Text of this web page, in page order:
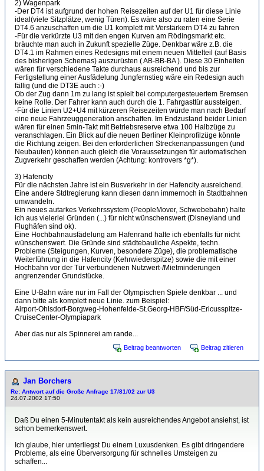
2) Wagenpark
-Der DT4 ist aufgrund der hohen Reisezeiten auf der U1 für diese Linie
ideal(viele Sitzplätze, wenig Türen). Es wäre also zu raten eine Serie
DT4.6 anzuschaffen um die U1 komplett mit Verstärkern DT4 zu fahren
-Für die verkürzte U3 mit den engen Kurven am Rödingsmarkt etc.
bräuchte man auch in Zukunft spezielle Züge. Denkbar wäre z.B. die
DT4.1 im Rahmen eines Redesigns mit einem neuen Mittelteil (auf Basis
des bisherigen Schemas) auszurüsten ( AB-BB-BA ). Diese 30 Einheiten
wären für verschiedene Takte durchaus ausreichend und bis zur
Fertigstellung einer Ausfädelung Jungfernstieg wäre ein Redesign auch
fällig (und die DT3E auch :-)
Ob der Zug dann 1m zu lang ist spielt bei computergesteuertem Bremsen
keine Rolle. Der Fahrer kann auch durch die 1. Fahrgasttür aussteigen.
-Für die Linien U2+U4 mit kürzeren Reisezeiten würde man nach Bedarf
eine neue Fahrzeuggeneration anschaffen. Im Endzustand beider Linien
wären für einen 5min-Takt mit Betriebsreserve etwa 100 Halbzüge zu
veranschlagen. Ein Blick auf die neuen Berliner Kleinprofilzüge könnte
die Richtung zeigen. Bei den erforderlichen Streckenanpassungen (und
Neubauten) können auch gleich die Voraussetzungen für automatischen
Zugverkehr geschaffen werden (Achtung: kontrovers *g*).
3) Hafencity
Für die nächsten Jahre ist ein Busverkehr in der Hafencity ausreichend.
Eine andere Stdtregierung kann diesen dann immernoch in Stadtbahnen
umwandeln.
Ein neues autarkes Verkehrssystem (PeopleMover, Schwebebahn) halte
ich aus vielerlei Gründen (...) für nicht wünschenswert (Disneyland und
Flughäfen sind ok).
Eine Hochbahnausfädelung am Hafenrand halte ich ebenfalls für nicht
wünschenswert. Die Gründe sind städtebauliche Aspekte, techn.
Probleme (Steigungen, Kurven, besondere Züge), die problematische
Weiterführung in die Hafencity (Kehrwiederspitze) sowie die mit einer
Hochbahn vor der Tür verbundenen Nutzwert-/Mietminderungen
angrenzender Grundstücke.
Eine U-Bahn wäre nur im Fall der Olympischen Spiele denkbar ... und
dann bitte als komplett neue Linie. zum Beispiel:
Airport-Ohlsdorf-Borgweg-Hohenfelde-St.Georg-HBF/Süd-Ericusspitze-
CruiseCenter-Olympiapark
Aber das nur als Spinnerei am rande...
Beitrag beantworten Beitrag zitieren
Jan Borchers
Re: Antwort auf die Große Anfrage 17/81/02 zur U3
24.07.2002 17:50
Daß Du einen 5-Minutentakt als kein ausreichendes Angebot ansiehst, ist
schon bemerkenswert.
Ich glaube, hier unterliegst Du einem Luxusdenken. Es gibt dringendere
Probleme, als eine Überversorgung für schnelles Umsteigen zu
schaffen...